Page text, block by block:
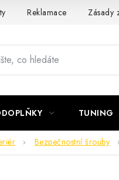
Reklamace Zásady
TUNING
Bezpečnostní šrouby